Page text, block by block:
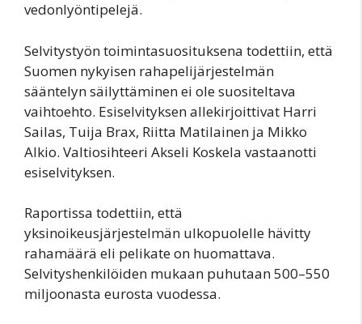
vedonlyöntipelejä.
Selvitystyön toimintasuosituksena todettiin, että
Suomen nykyisen rahapelijärjestelmän
sääntelyn säilyttäminen ei ole suositeltava
vaihtoehto. Esiselvityksen allekirjoittivat Harri
Sailas, Tuija Brax, Riitta Matilainen ja Mikko
Alkio. Valtiosihteeri Akseli Koskela vastaanotti
esiselvityksen.
Raportissa todettiin, että
yksinoikeusjärjestelmän ulkopuolelle hävitty
rahamäärä eli pelikate on huomattava.
Selvityshenkilöiden mukaan puhutaan 500–550
miljoonasta eurosta vuodessa.